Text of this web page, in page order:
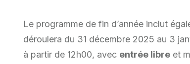
Le programme de fin d’année inclut
déroulera du 31 décembre 2025 au 3
à partir de 12h00, avec entrée libre et